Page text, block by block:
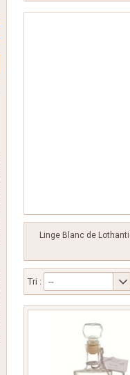
Linge Blanc de
Tri : --